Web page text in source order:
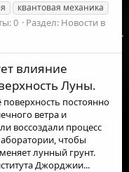
квантовая механика
0 Раздел: Новости в
влияние
Луны.
постоянно
ветра и
воссоздали процесс
чтобы
лунный грунт.
Джорджии...